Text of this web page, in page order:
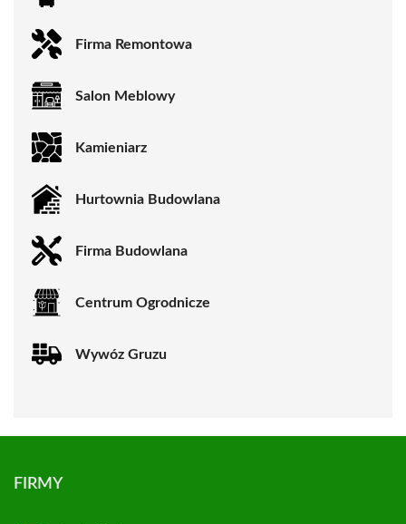
Firma Remontowa
Salon Meblowy
Kamieniarz
Hurtownia Budowlana
Firma Budowlana
Centrum Ogrodnicze
Wywóz Gruzu
FIRMY